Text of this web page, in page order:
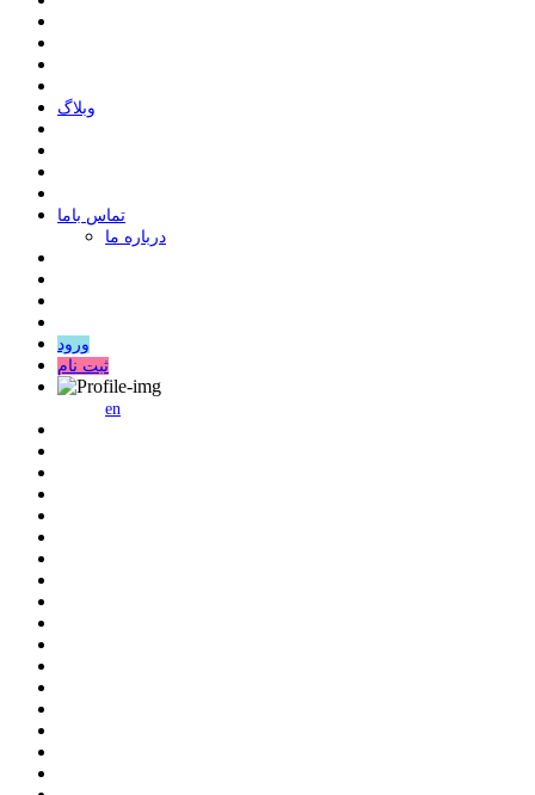
وبلاگ
ﺗﻤﺎﺱ ﺑﺎﻣﺎ
درباره ما
ورود
ثبت نام
en